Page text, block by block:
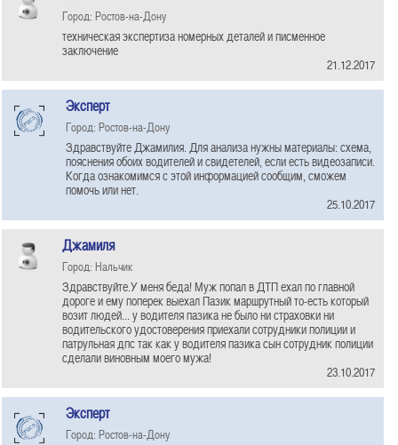
Город: Ростов-на-Дону
техническая экспертиза номерных деталей и писменное
заключение
21.12.2017
Эксперт
Город: Ростов-на-Дону
Здравствуйте Джамилия. Для анализа нужны материалы: схема,
пояснения обоих водителей и свидетелей, если есть видеозаписи.
Когда ознакомимся с этой информацией сообщим, сможем
помочь или нет.
25.10.2017
Джамиля
Город: Нальчик
Здравствуйте.У меня беда! Муж попал в ДТП ехал по главной
дороге и ему поперек выехал Пазик маршрутный то-есть который
возит людей... у водителя пазика не было ни страховки ни
водительского удостоверения приехали сотрудники полиции и
патрульная дпс так как у водителя пазика сын сотрудник полиции
сделали виновным моего мужа!
23.10.2017
Эксперт
Город: Ростов-на-Дону